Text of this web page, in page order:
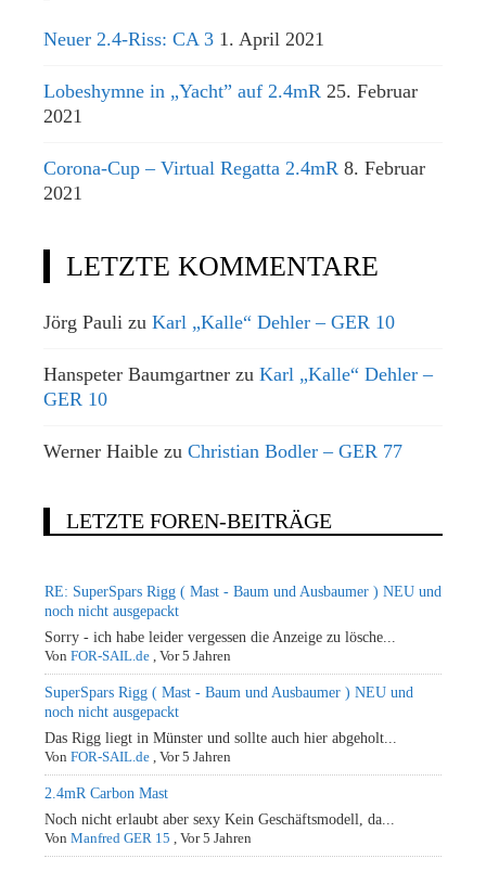
Neuer 2.4-Riss: CA 3 1. April 2021
Lobeshymne in „Yacht” auf 2.4mR 25. Februar
2021
Corona-Cup – Virtual Regatta 2.4mR 8. Februar
2021
LETZTE KOMMENTARE
Jörg Pauli zu Karl „Kalle“ Dehler – GER 10
Hanspeter Baumgartner zu Karl „Kalle“ Dehler –
GER 10
Werner Haible zu Christian Bodler – GER 77
LETZTE FOREN-BEITRÄGE
RE: SuperSpars Rigg ( Mast - Baum und Ausbaumer ) NEU und
noch nicht ausgepackt
Sorry - ich habe leider vergessen die Anzeige zu lösche...
Von FOR-SAIL.de Vor 5 Jahren
SuperSpars Rigg ( Mast - Baum und Ausbaumer ) NEU und
noch nicht ausgepackt
Das Rigg liegt in Münster und sollte auch hier abgeholt...
Von FOR-SAIL.de Vor 5 Jahren
2.4mR Carbon Mast
Noch nicht erlaubt aber sexy Kein Geschäftsmodell, da...
Von Manfred GER 15 Vor 5 Jahren